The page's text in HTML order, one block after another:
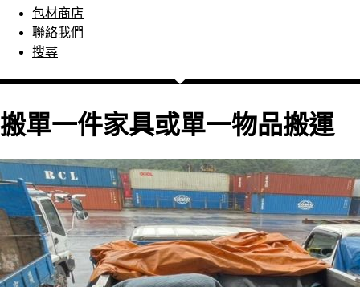
包材商店
聯絡我們
搜尋
搬單一件家具或單一物品搬運